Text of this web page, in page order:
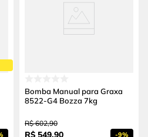
Bomba Manual para Graxa
8522-G4 Bozza 7kg
R$ 602,90
R$ 549,90 -9%